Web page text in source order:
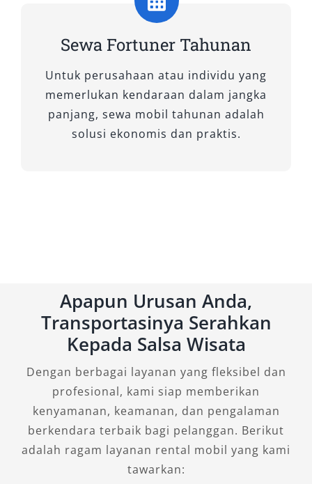
A. Tipe Fortuner 4×2: Praktis,
Nyaman, dan Efisien
1. Fortuner 2.4 G 4×2 A/T
digital menjadikannya pilihan ekonomis namun
tetap berkelas untuk rental Fortuner.
2. Fortuner 2.8 VRZ TSS 4×2 A/T
Varian ini menawarkan fitur Toyota Safety
Sense (TSS) yang meningkatkan keamanan aktif
selama berkendara. Mesin 2.8L memberikan
akselerasi lebih responsif, cocok untuk
pengguna yang memprioritaskan kenyamanan
Sewa Fortuner Tahunan
Untuk perusahaan atau individu yang
memerlukan kendaraan dalam jangka
panjang, sewa mobil tahunan adalah
solusi ekonomis dan praktis.
Apapun Urusan Anda,
Transportasinya Serahkan
Kepada Salsa Wisata
Dengan berbagai layanan yang fleksibel dan
profesional, kami siap memberikan
kenyamanan, keamanan, dan pengalaman
berkendara terbaik bagi pelanggan. Berikut
adalah ragam layanan rental mobil yang kami
tawarkan: